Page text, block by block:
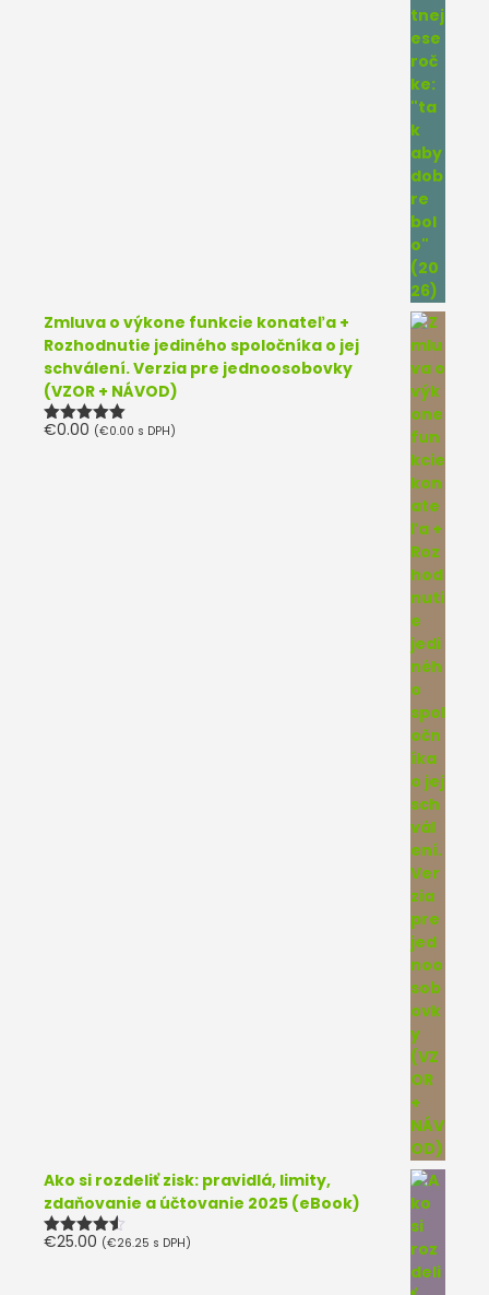
Zmluva o výkone funkcie konateľa +
Rozhodnutie jediného spoločníka o jej
schválení. Verzia pre jednoosobovky
(VZOR + NÁVOD)
Hodnotenie
€0.00 (€0.00 s DPH)
Ako si rozdeliť zisk: pravidlá, limity,
zdaňovanie a účtovanie 2025 (eBook)
Hodnotenie
€25.00 (€26.25 s DPH)